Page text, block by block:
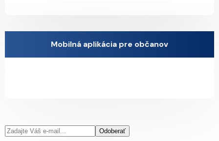
Mobilná aplikácia pre občanov
Odoberať